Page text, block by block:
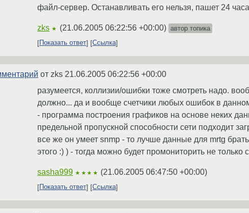
файл-сервер. Останавливать его нельзя, пашет 24 часа
zks ★ (21.06.2005 06:22:56 +00:00) автор топика
Показать ответ
Ссылка
от zks 21.06.2005 06:22:56 +00:00
разумеется, коллизии/ошибки тоже смотреть надо.
должно... да и вообще счетчики любых ошибок в
- программа построения графиков на основе неких
предельной пропускной способности сети подходит
все же он умеет snmp - то лучше данные для mrtg
этого :) ) - тогда можно будет промониторить не только
sasha999 ★★★★ (21.06.2005 06:47:50 +00:00)
Показать ответ Ссылка